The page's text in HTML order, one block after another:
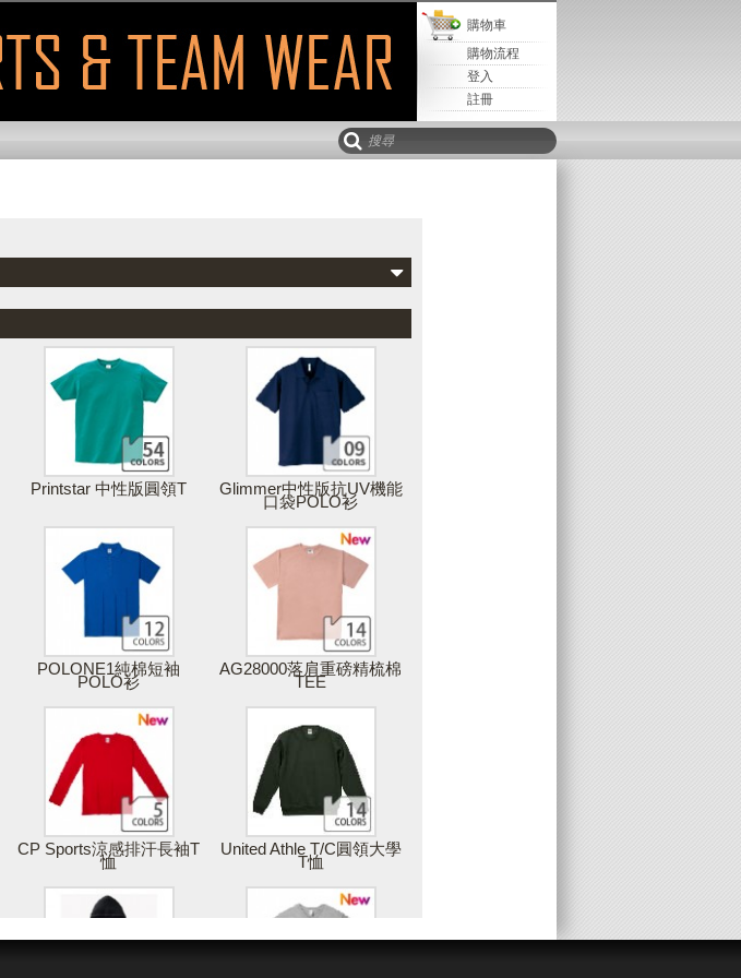
購物車
購物流程
登入
註冊
儲存 & 購買
新增水平文字
可以新增水平、垂直或弧形文字到您的設
計作品中，並且可隨時調整文字的字型、
樣式、顏色、輪廓等外觀
可上傳您獨一無二的圖片，圖片品質會影
響最後商品的呈現，因此，Partee建議您
增加藝廊圖片
您可以使用雙擊或拖拉的方式，將藝廊中
的素材加入設計作品中
姓名與數字(團服)
製作團體服的最佳工具，只要建立一個範
本後，輸入團員的姓名或數字，就可以大
量製作出屬於每個人的專屬衣服，例如：
Printstar 中性版圓領T Glimmer中性版抗UV機能
口袋POLO衫
POLONE1純棉短袖
POLO衫
AG28000落肩重磅精梳棉
TEE
CP Sports涼感排汗長袖T
恤
United Athle T/C圓領大學
T恤